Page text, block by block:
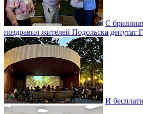
С
поздравил жителей Подольска депутат
И